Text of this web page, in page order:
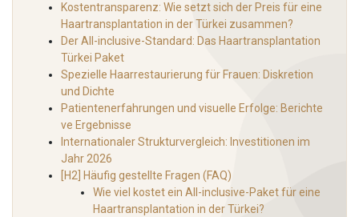
Kostentransparenz: Wie setzt sich der Preis für eine
Haartransplantation in der Türkei zusammen?
Der All-inclusive-Standard: Das Haartransplantation
Türkei Paket
Spezielle Haarrestaurierung für Frauen: Diskretion
und Dichte
Patientenerfahrungen und visuelle Erfolge: Berichte
ve Ergebnisse
Internationaler Strukturvergleich: Investitionen im
Jahr 2026
[H2] Häufig gestellte Fragen (FAQ)
Wie viel kostet ein All-inclusive-Paket für eine
Haartransplantation in der Türkei?